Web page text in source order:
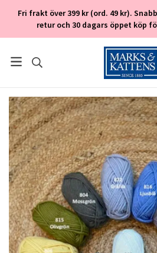
Fri frakt över 399 kr (ord. 49 kr).
retur och 30 dagars öppet köp